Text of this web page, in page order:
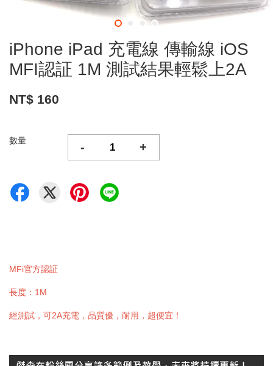
iPhone iPad 充電線 傳輸線 iOS
MFI認証 1M 測試結果輕鬆上2A
NT$ 160
數量 - +
MFi官方認証
長度：1M
經測試，可2A充電，品質優，耐用，超便宜！